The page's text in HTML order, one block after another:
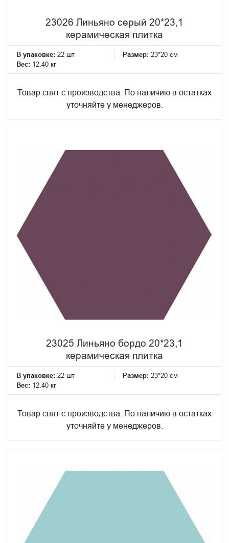
23026 Линьяно серый 20*23,1
керамическая плитка
В упаковке: 22 шт Размер: 23*20 см
Вес: 12.40 кг
Товар снят с производства. По наличию в остатках
уточняйте у менеджеров.
23025 Линьяно бордо 20*23,1
керамическая плитка
В упаковке: 22 шт Размер: 23*20 см
Вес: 12.40 кг
Товар снят с производства. По наличию в остатках
уточняйте у менеджеров.